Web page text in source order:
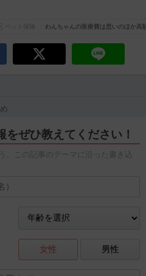
ペット保険 わんちゃんの医療費は思いのほか
ぜひ教えてください！
この記事のテーマに沿った書き込
女性 男性